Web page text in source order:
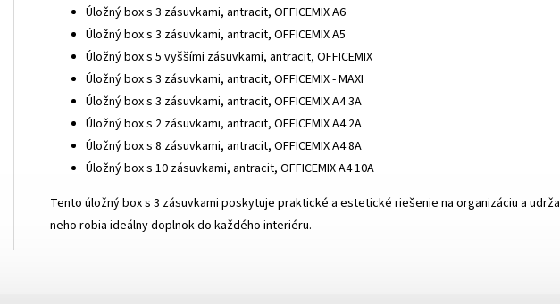
Úložný box s 3 zásuvkami, antracit, OFFICEMIX A6
Úložný box s 3 zásuvkami, antracit, OFFICEMIX A5
Úložný box s 5 vyššími zásuvkami, antracit, OFFICEMIX
Úložný box s 3 zásuvkami, antracit, OFFICEMIX - MAXI
Úložný box s 3 zásuvkami, antracit, OFFICEMIX A4 3A
Úložný box s 2 zásuvkami, antracit, OFFICEMIX A4 2A
Úložný box s 8 zásuvkami, antracit, OFFICEMIX A4 8A
Úložný box s 10 zásuvkami, antracit, OFFICEMIX A4 10A
Tento úložný box s 3 zásuvkami poskytuje praktické a estetické riešenie na organizáciu a
neho robia ideálny doplnok do každého interiéru.